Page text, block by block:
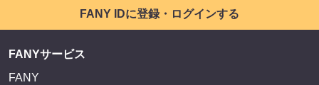
FANY IDに登録・ログインする
FANYサービス
FANY